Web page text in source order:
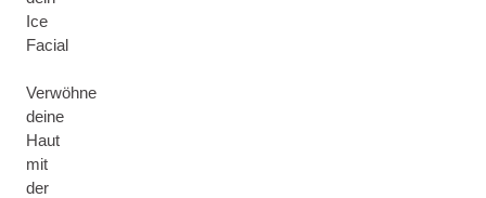
Ice
Facial
Verwöhne
deine
Haut
mit
der